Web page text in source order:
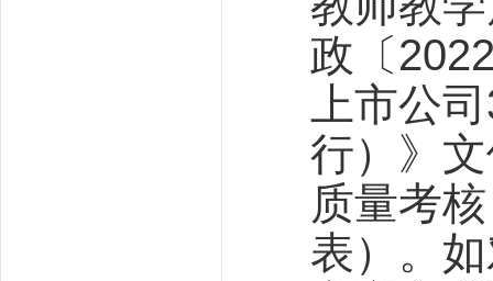
政〔
上市公
行）》
质量考
表）。